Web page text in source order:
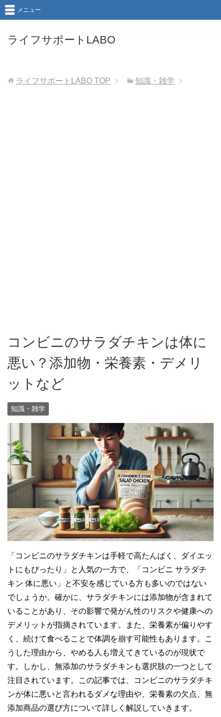
ライフサポートLABO
メニュー
ライフサポートLABO TOP 知識・雑学
コンビニのサラダチキンは体に
悪い？添加物・栄養素・デメリ
ットなど
知識・雑学
「コンビニのサラダチキンは手軽で高たんぱく、ダイエッ
トにもぴったり」と人気の一方で、「コンビニ サラダチ
キン 体に悪い」と不安を感じている方も多いのではない
でしょうか。確かに、サラダチキンには添加物が含まれて
いることがあり、その影響で発がん性のリスクや健康への
デメリットが指摘されています。また、栄養素が偏りやす
く、続けて食べることで体調を崩す可能性もあります。こ
うした理由から、やめる人も増えてきているのが現状で
す。しかし、無添加のサラダチキンも選択肢の一つとして
注目されています。この記事では、コンビニのサラダチキ
ンが体に悪いと言われるダメな理由や、栄養素の欠点、無
添加商品の選び方について詳しく解説していきます。